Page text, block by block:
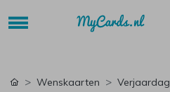
Wenskaarten Verjaardag